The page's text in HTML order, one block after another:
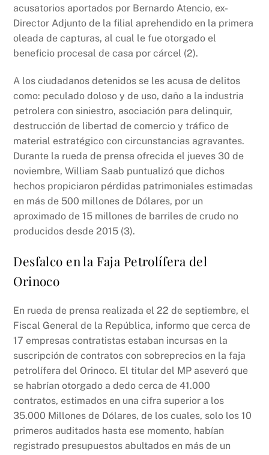
acusatorios aportados por Bernardo Atencio, ex-
Director Adjunto de la filial aprehendido en la primera
oleada de capturas, al cual le fue otorgado el
beneficio procesal de casa por cárcel (2).
A los ciudadanos detenidos se les acusa de delitos
como: peculado doloso y de uso, daño a la industria
petrolera con siniestro, asociación para delinquir,
destrucción de libertad de comercio y tráfico de
material estratégico con circunstancias agravantes.
Durante la rueda de prensa ofrecida el jueves 30 de
noviembre, William Saab puntualizó que dichos
hechos propiciaron pérdidas patrimoniales estimadas
en más de 500 millones de Dólares, por un
aproximado de 15 millones de barriles de crudo no
producidos desde 2015 (3).
Desfalco en la Faja Petrolífera del
Orinoco
En rueda de prensa realizada el 22 de septiembre, el
Fiscal General de la República, informo que cerca de
17 empresas contratistas estaban incursas en la
suscripción de contratos con sobreprecios en la faja
petrolífera del Orinoco. El titular del MP aseveró que
se habrían otorgado a dedo cerca de 41.000
contratos, estimados en una cifra superior a los
35.000 Millones de Dólares, de los cuales, solo los 10
primeros auditados hasta ese momento, habían
registrado presupuestos abultados en más de un